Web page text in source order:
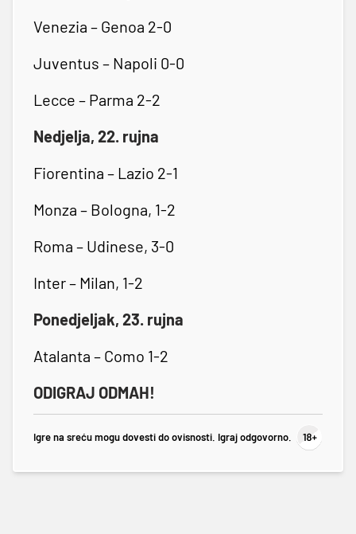
Venezia – Genoa 2-0
Juventus – Napoli 0-0
Lecce – Parma 2-2
Nedjelja, 22. rujna
Fiorentina – Lazio 2-1
Monza – Bologna, 1-2
Roma – Udinese, 3-0
Inter – Milan, 1-2
Ponedjeljak, 23. rujna
Atalanta – Como 1-2
ODIGRAJ ODMAH!
Igre na sreću mogu dovesti do ovisnosti. Igraj odgovorno.